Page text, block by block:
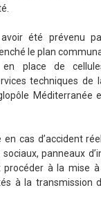
été prévenu
le plan
place de
techniques de
Méditerranée
cas d’accident
panneaux
à la mise
à la transmission